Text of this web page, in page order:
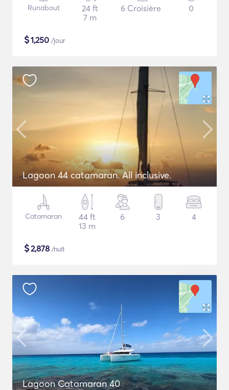
Runabout
24 ft
7 m
6 Croisière 0
$1,250 /jour
Lagoon 44 catamaran. All inclusive.
Catamaran
44 ft
13 m
6 3 4
$2,878 /nuit
Lagoon Catamaran 40